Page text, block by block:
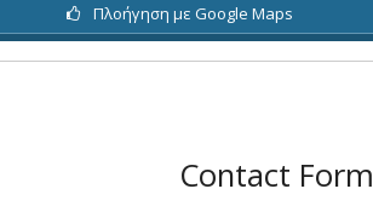
Πλοήγηση με Google Maps
Contact Form